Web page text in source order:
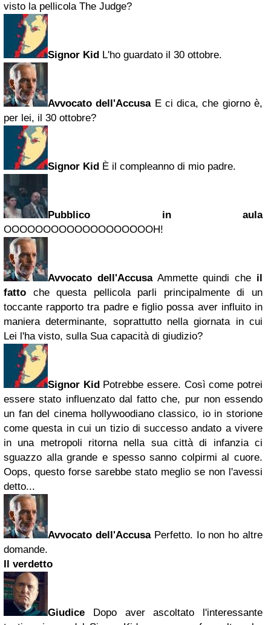
visto la pellicola The Judge?
Signor Kid L'ho guardato il 30 ottobre.
Avvocato dell'AccusaE ci dica, che giorno è,
per lei, il 30 ottobre?
Signor Kid È il compleanno di mio padre.
Pubblico in aula
OOOOOOOOOOOOOOOOOOOH!
Avvocato dell'AccusaAmmette quindi che il
fatto che questa pellicola parli principalmente di un
toccante rapporto tra padre e figlio possa aver influito in
maniera determinante, soprattutto nella giornata in cui
Lei l'ha visto, sulla Sua capacità di giudizio?
Signor Kid Potrebbe essere. Così come potrei
essere stato influenzato dal fatto che, pur non essendo
un fan del cinema hollywoodiano classico, io in storione
come questa in cui un tizio di successo andato a vivere
in una metropoli ritorna nella sua città di infanzia ci
sguazzo alla grande e spesso sanno colpirmi al cuore.
Oops, questo forse sarebbe stato meglio se non l'avessi
detto...
Avvocato dell'AccusaPerfetto. Io non ho altre
domande.
Il verdetto
Giudice Dopo aver ascoltato l'interessante